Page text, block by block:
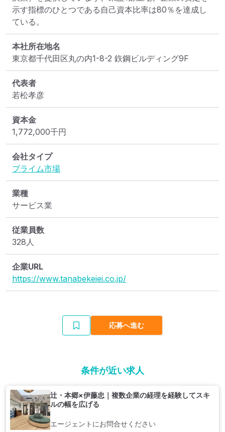
示す指標のひとつである自己資本比率は80％を達成し
ている。
本社所在地名
東京都千代田区丸の内1-8-2 鉃鋼ビルディング9F
代表者
若松孝彦
資本金
1,772,000千円
会社タイプ
プライム市場
業種
サービス業
従業員数
328人
企業URL
https://www.tanabekeiei.co.jp/
応募へ進む
条件が近い求人
辻・本郷×伊藤忠｜複数企業の経理を経験してスキ
ルの幅を広げる
エージェントにお問合せください